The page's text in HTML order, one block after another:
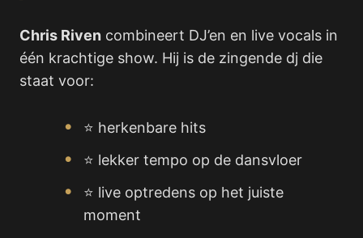
Chris Riven combineert DJ’en en live vocals in
één krachtige show. Hij is de zingende dj die
staat voor:
⭐ herkenbare hits
⭐ lekker tempo op de dansvloer
⭐ live optredens op het juiste
moment